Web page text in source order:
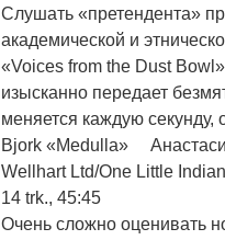
Слушать «претендента»
академической и
«Voices from the Dust
изысканно передает
меняется каждую секунду,
Bjork «Medulla»
Wellhart Ltd/One Little
14 trk., 45:45
Очень сложно оценивать